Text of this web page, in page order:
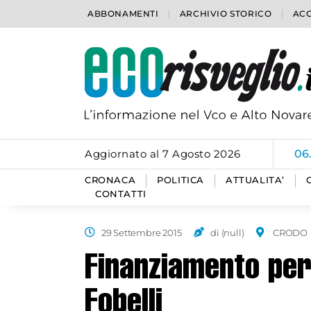
ABBONAMENTI ARCHIVIO STORICO
Aggiornato al 7 Agosto 2026
CRONACA POLITICA ATTUALITA’
CONTATTI
29 Settembre 2015 di (null) CRODO
Finanziamento